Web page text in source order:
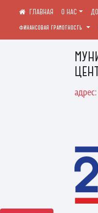
О НАС
финансовая грамотность